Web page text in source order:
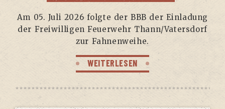
Am 05. Juli 2026 folg­te der BBB der Ein­la­dung
der Frei­wil­li­gen Feu­er­wehr Thann/Vatersdorf
zur Fahnenweihe.
WEITERLESEN